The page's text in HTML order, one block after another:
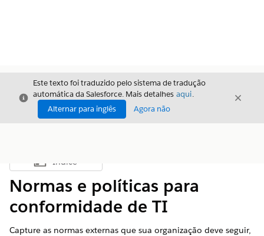
Fechar
Este texto foi traduzido pelo sistema de tradução
automática da Salesforce. Mais detalhes aqui.
Alternar para inglês
Agora não
Fechar
Mostrar índice
Índice
Normas e políticas para
conformidade de TI
Capture as normas externas que sua organização deve seguir,